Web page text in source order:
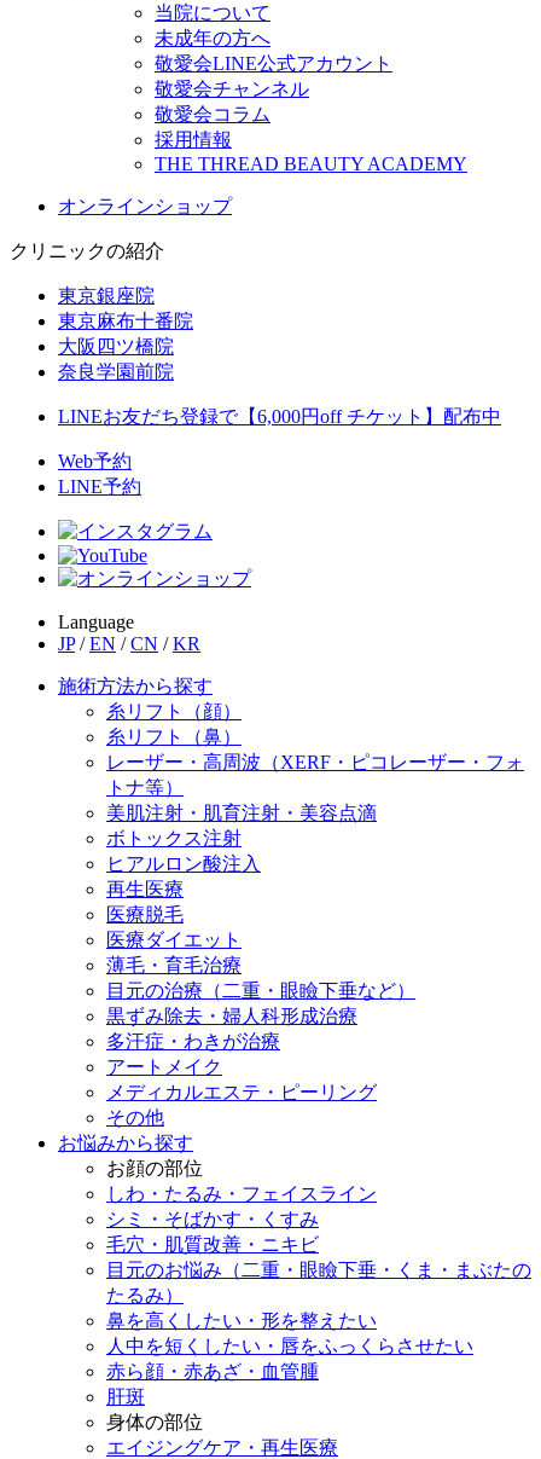
当院について
未成年の方へ
敬愛会LINE公式アカウント
敬愛会チャンネル
敬愛会コラム
採用情報
THE THREAD BEAUTY ACADEMY
オンラインショップ
クリニックの紹介
東京銀座院
東京麻布十番院
大阪四ツ橋院
奈良学園前院
LINEお友だち登録で【6,000円off チケット】配布中
Web予約
LINE予約
Language
JP / EN / CN / KR
施術方法から探す
糸リフト（顔）
糸リフト（鼻）
レーザー・高周波（XERF・ピコレーザー・フォ
トナ等）
美肌注射・肌育注射・美容点滴
ボトックス注射
ヒアルロン酸注入
再生医療
医療脱毛
医療ダイエット
薄毛・育毛治療
目元の治療（二重・眼瞼下垂など）
黒ずみ除去・婦人科形成治療
多汗症・わきが治療
アートメイク
メディカルエステ・ピーリング
その他
お悩みから探す
お顔の部位
しわ・たるみ・フェイスライン
シミ・そばかす・くすみ
毛穴・肌質改善・ニキビ
目元のお悩み（二重・眼瞼下垂・くま・まぶたの
たるみ）
鼻を高くしたい・形を整えたい
人中を短くしたい・唇をふっくらさせたい
赤ら顔・赤あざ・血管腫
肝斑
身体の部位
エイジングケア・再生医療